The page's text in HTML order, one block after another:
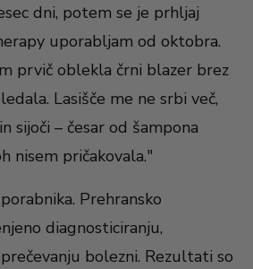
dni, potem se je prhljaj
uporabljam od oktobra.
prvič oblekla črni blazer brez
Lasišče me ne srbi več,
sijoči – česar od šampona
nisem pričakovala."
Prehransko
diagnosticiranju,
bolezni. Rezultati so